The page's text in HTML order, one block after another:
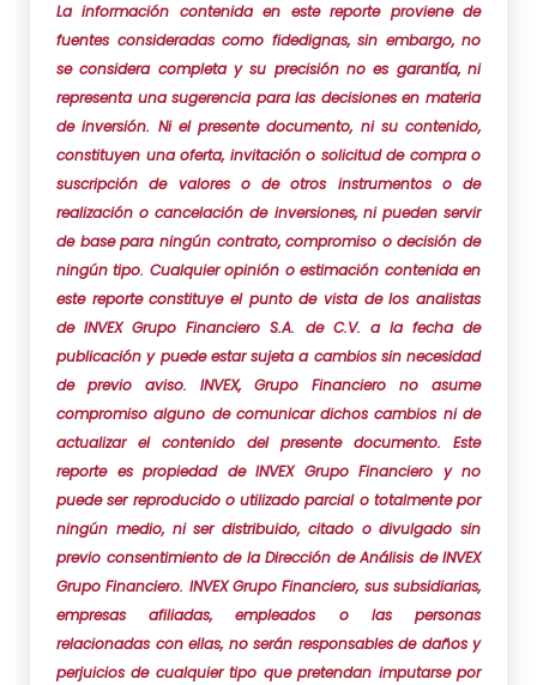
La información contenida en este reporte proviene de
fuentes consideradas como fidedignas, sin embargo, no
se considera completa y su precisión no es garantía, ni
representa una sugerencia para las decisiones en materia
de inversión. Ni el presente documento, ni su contenido,
constituyen una oferta, invitación o solicitud de compra o
suscripción de valores o de otros instrumentos o de
realización o cancelación de inversiones, ni pueden servir
de base para ningún contrato, compromiso o decisión de
ningún tipo. Cualquier opinión o estimación contenida en
este reporte constituye el punto de vista de los analistas
de INVEX Grupo Financiero S.A. de C.V. a la fecha de
publicación y puede estar sujeta a cambios sin necesidad
de previo aviso. INVEX, Grupo Financiero no asume
compromiso alguno de comunicar dichos cambios ni de
actualizar el contenido del presente documento. Este
reporte es propiedad de INVEX Grupo Financiero y no
puede ser reproducido o utilizado parcial o totalmente por
ningún medio, ni ser distribuido, citado o divulgado sin
previo consentimiento de la Dirección de Análisis de INVEX
Grupo Financiero. INVEX Grupo Financiero, sus subsidiarias,
empresas afiliadas, empleados o las personas
relacionadas con ellas, no serán responsables de daños y
perjuicios de cualquier tipo que pretendan imputarse por